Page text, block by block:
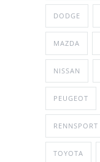
DODGE
MAZDA
NISSAN
PEUGEOT
RENNSPORT
TOYOTA